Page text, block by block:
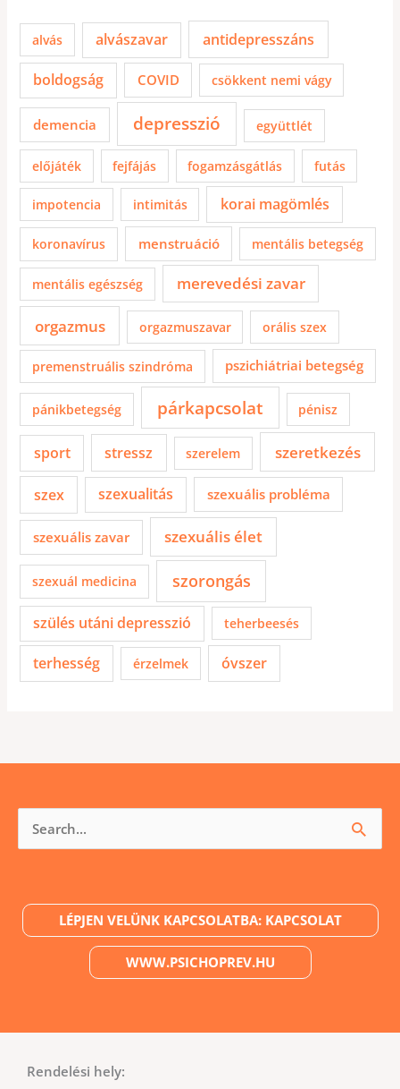
alvás alvászavar antidepresszáns
boldogság COVID csökkent nemi vágy
demencia depresszió együttlét
előjáték fejfájás fogamzásgátlás futás
impotencia intimitás korai magömlés
koronavírus menstruáció mentális betegség
mentális egészség merevedési zavar
orgazmus orgazmuszavar orális szex
premenstruális szindróma pszichiátriai betegség
pánikbetegség párkapcsolat pénisz
sport stressz szerelem szeretkezés
szex szexualitás szexuális probléma
szexuális zavar szexuális élet
szexuál medicina szorongás
szülés utáni depresszió teherbeesés
terhesség érzelmek óvszer
Keresés
LÉPJEN VELÜNK KAPCSOLATBA: KAPCSOLAT
WWW.PSICHOPREV.HU
Rendelési hely: